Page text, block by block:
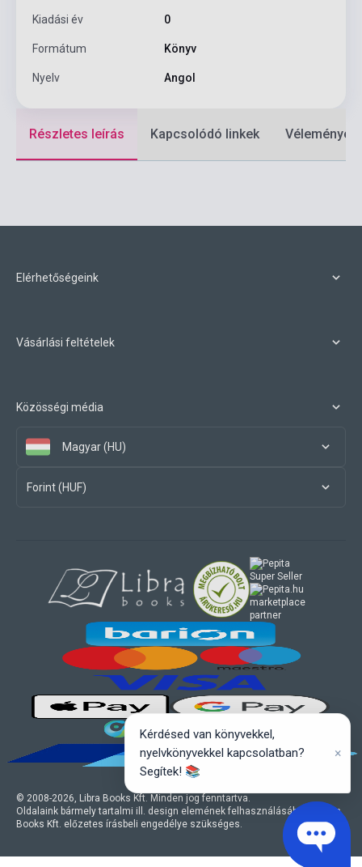
Kiadási év 0
Formátum Könyv
Nyelv Angol
Részletes leírás Kapcsolódó linkek Vélemények
Elérhetőségeink
Vásárlási feltételek
Közösségi média
Magyar (HU)
Forint (HUF)
© 2008-2026 , Libra Books Kft. Minden jog fenntartva.
Oldalaink bármely tartalmi ill. design elemének felhasználásához a Libra
Books Kft. előzetes írásbeli engedélye szükséges.
marketplace
partner
Kérdésed van könyvekkel,
nyelvkönyvekkel kapcsolatban?
Segítek! 📚
×